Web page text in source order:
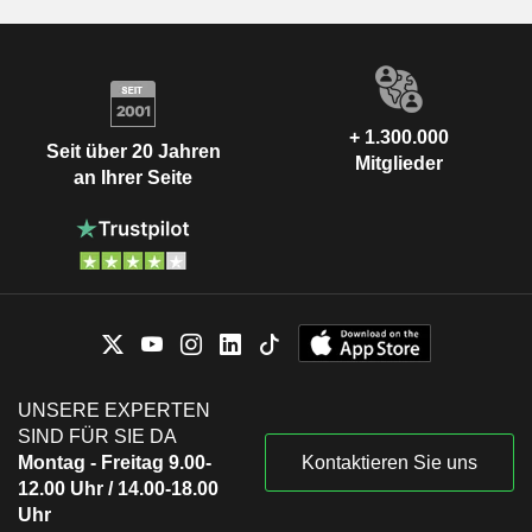
Seit über 20 Jahren
an Ihrer Seite
+ 1.300.000
Mitglieder
UNSERE EXPERTEN
SIND FÜR SIE DA
Montag - Freitag 9.00-
12.00 Uhr / 14.00-18.00
Uhr
Kontaktieren Sie uns